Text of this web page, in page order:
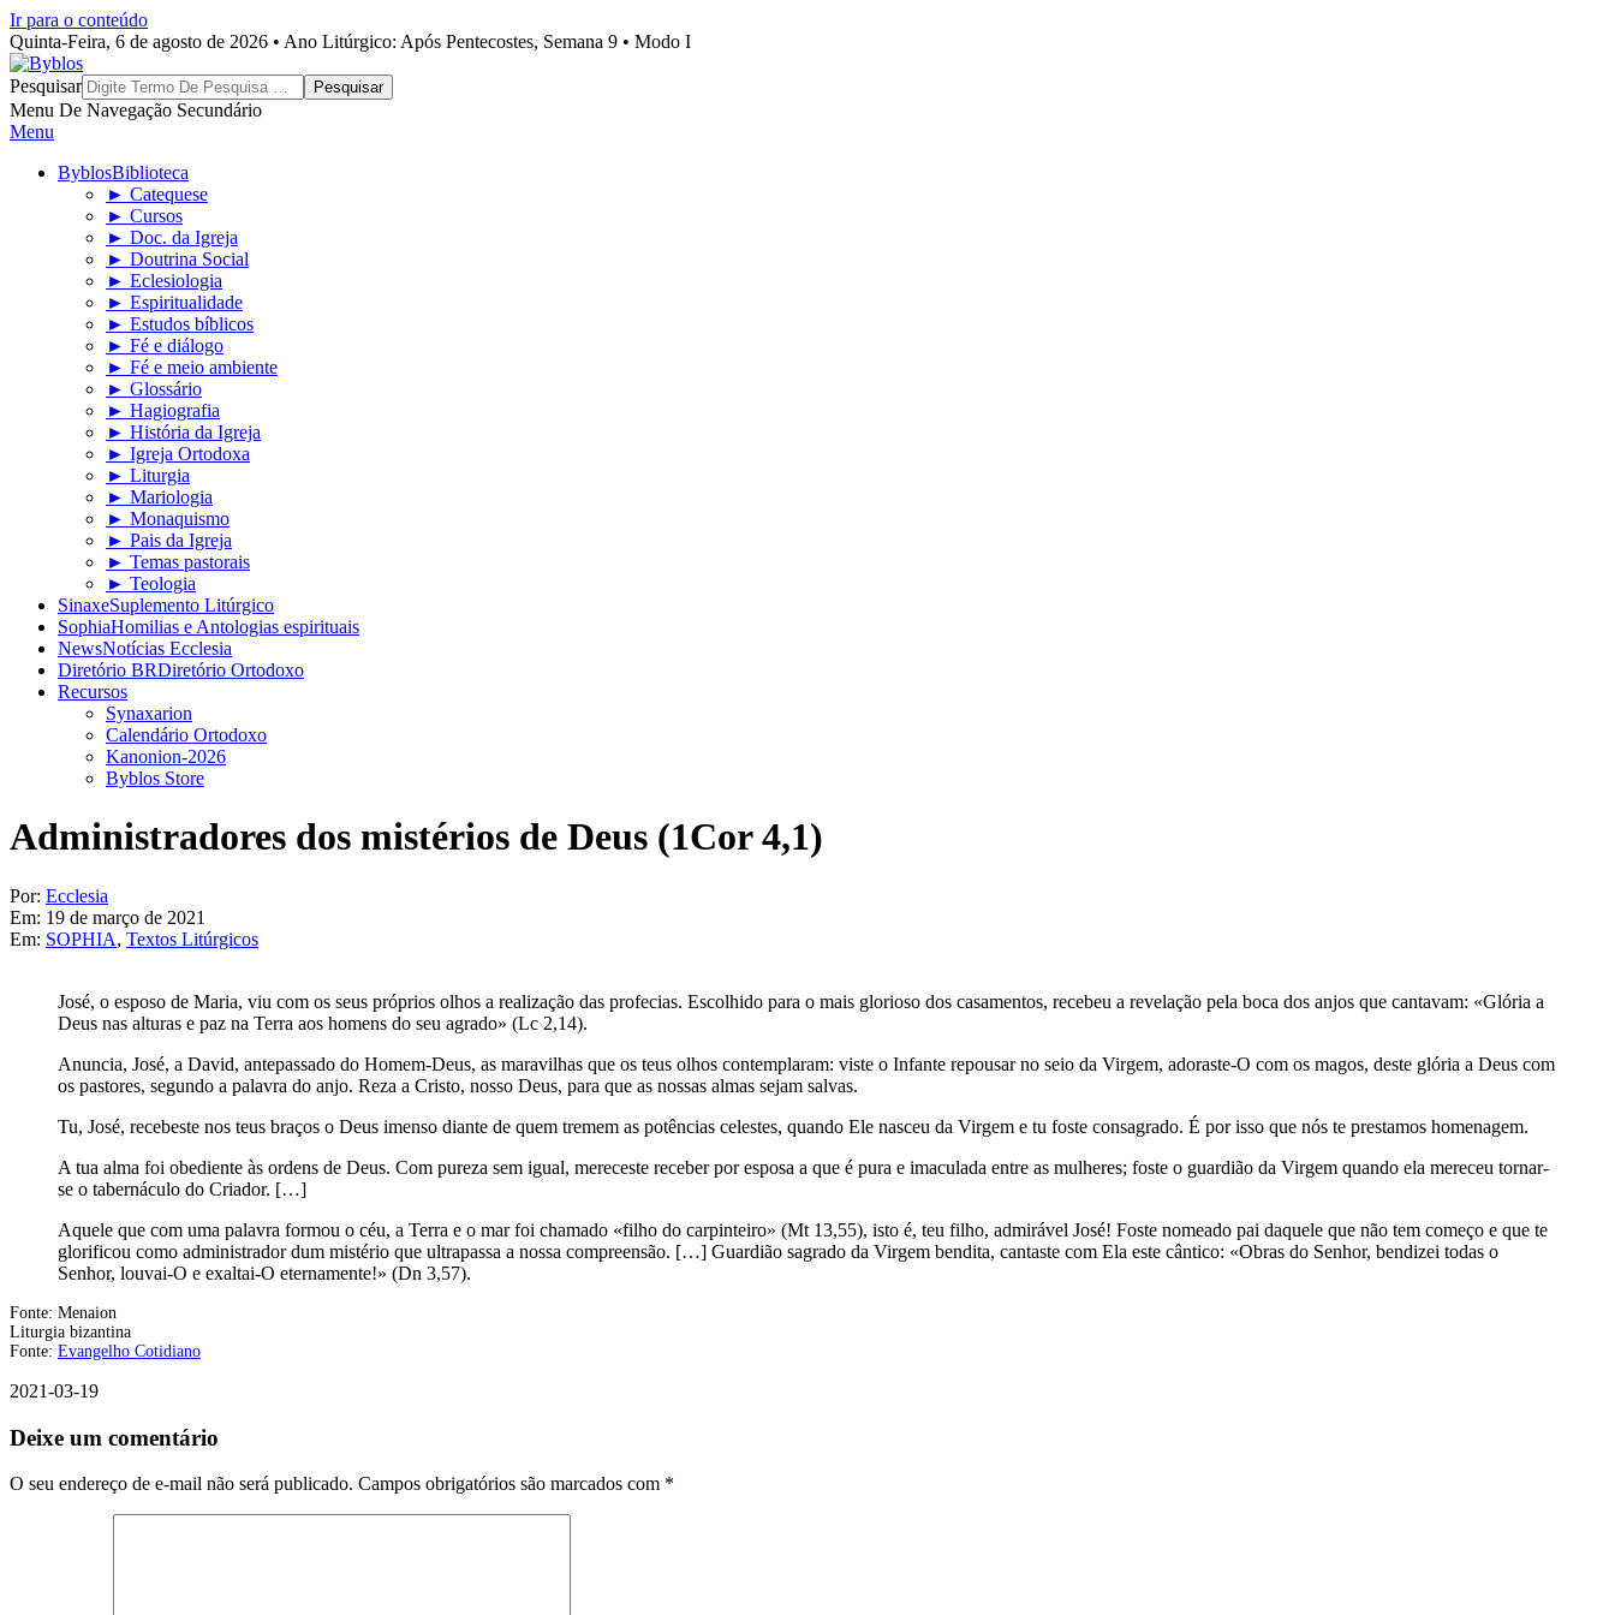
Ir para o conteúdo
Quinta-Feira, 6 de agosto de 2026 • Ano Litúrgico: Após Pentecostes, Semana 9 • Modo I
Byblos
Pesquisar
Menu De Navegação Secundário
Menu
ByblosBiblioteca
► Catequese
► Cursos
► Doc. da Igreja
► Doutrina Social
► Eclesiologia
► Espiritualidade
► Estudos bíblicos
► Fé e diálogo
► Fé e meio ambiente
► Glossário
► Hagiografia
► História da Igreja
► Igreja Ortodoxa
► Liturgia
► Mariologia
► Monaquismo
► Pais da Igreja
► Temas pastorais
► Teologia
SinaxeSuplemento Litúrgico
SophiaHomilias e Antologias espirituais
NewsNotícias Ecclesia
Diretório BRDiretório Ortodoxo
Recursos
Synaxarion
Calendário Ortodoxo
Kanonion-2026
Byblos Store
Administradores dos mistérios de Deus (1Cor 4,1)
Por: Ecclesia
Em: 19 de março de 2021
Em: SOPHIA, Textos Litúrgicos
José, o esposo de Maria, viu com os seus próprios olhos a realização das profecias. Escolhido para o mais glorioso dos casamentos, recebeu a revelação pela boca dos anjos que cantavam: «Glória a
Deus nas alturas e paz na Terra aos homens do seu agrado» (Lc 2,14).
Anuncia, José, a David, antepassado do Homem-Deus, as maravilhas que os teus olhos contemplaram: viste o Infante repousar no seio da Virgem, adoraste-O com os magos, deste glória a Deus com
os pastores, segundo a palavra do anjo. Reza a Cristo, nosso Deus, para que as nossas almas sejam salvas.
Tu, José, recebeste nos teus braços o Deus imenso diante de quem tremem as potências celestes, quando Ele nasceu da Virgem e tu foste consagrado. É por isso que nós te prestamos homenagem.
A tua alma foi obediente às ordens de Deus. Com pureza sem igual, mereceste receber por esposa a que é pura e imaculada entre as mulheres; foste o guardião da Virgem quando ela mereceu tornar-
se o tabernáculo do Criador. […]
Aquele que com uma palavra formou o céu, a Terra e o mar foi chamado «filho do carpinteiro» (Mt 13,55), isto é, teu filho, admirável José! Foste nomeado pai daquele que não tem começo e que te
glorificou como administrador dum mistério que ultrapassa a nossa compreensão. […] Guardião sagrado da Virgem bendita, cantaste com Ela este cântico: «Obras do Senhor, bendizei todas o
Senhor, louvai-O e exaltai-O eternamente!» (Dn 3,57).
Fonte: Menaion
Liturgia bizantina
Fonte: Evangelho Cotidiano
2021-03-19
Deixe um comentário
O seu endereço de e-mail não será publicado. Campos obrigatórios são marcados com *